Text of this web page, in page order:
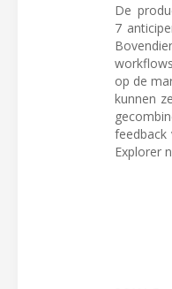
De
7
op de
kunnen
Explorer